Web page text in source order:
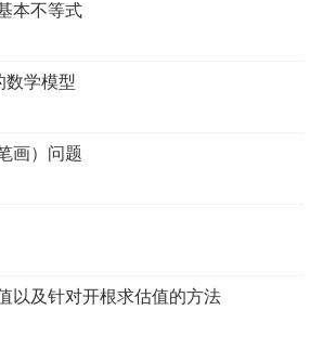
本不等式
数学模型
画）问题
以及针对开根求估值的方法